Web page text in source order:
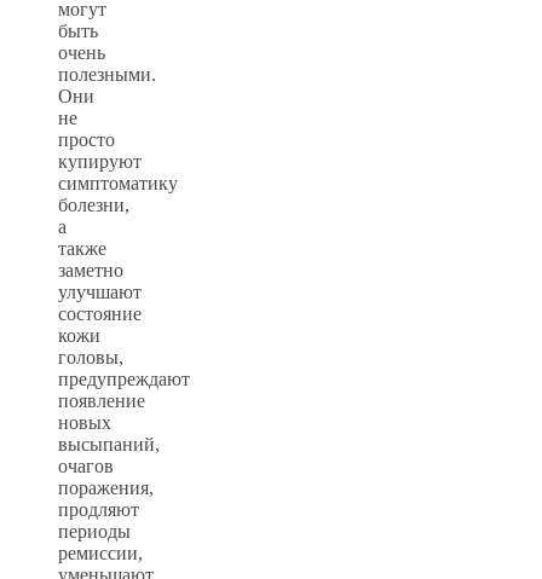
могут
быть
очень
полезными.
Они
не
просто
купируют
симптоматику
болезни,
а
также
заметно
улучшают
состояние
кожи
головы,
предупреждают
появление
новых
высыпаний,
очагов
поражения,
продляют
периоды
ремиссии,
уменьшают